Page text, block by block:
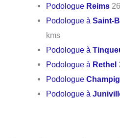
Podologue Reims
Podologue àSaint-
kms
Podologue à
Podologue à Rethel
Podologue
Podologue à